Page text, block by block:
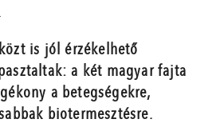
is jól érzékelhető
a két magyar fajta
a betegségekre,
biotermesztésre.